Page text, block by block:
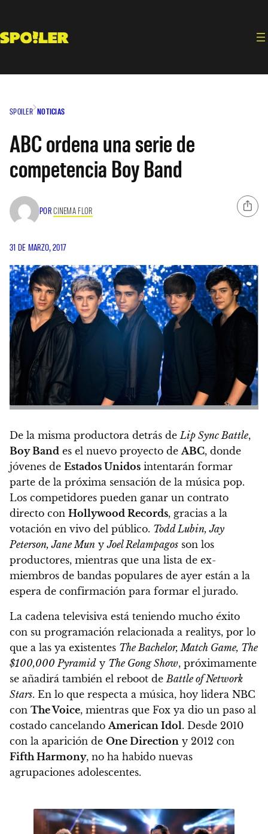
contenido
SPOILER NOTICIAS
ABC ordena una serie de
competencia Boy Band
PORCINEMA FLOR
31 DE MARZO, 2017
De la misma productora detrás deLip Sync Battle,
Boy Band es el nuevo proyecto deABC, donde
jóvenes de Estados Unidos intentarán formar
parte de la próxima sensación de la música pop.
Los competidores pueden ganar un contrato
directo con Hollywood Records, gracias a la
votación en vivo del público. Todd Lubin, Jay
Peterson, Jane Mun yJoel Relampagos son los
productores, mientras que una lista de ex-
miembros de bandas populares de ayer están a la
espera de confirmación para formar el jurado.
La cadena televisiva está teniendo mucho éxito
con su programación relacionada a realitys, por lo
que a las ya existentes The Bachelor, Match Game, The
$100,000 Pyramid y The Gong Show, próximamente
se añadirá también el reboot deBattle of Network
Stars. En lo que respecta a música, hoy lidera NBC
con The Voice, mientras que Fox ya dio un paso al
costado cancelandoAmerican Idol. Desde 2010
con la aparición de One Direction y 2012 con
Fifth Harmony, no ha habido nuevas
agrupaciones adolescentes.